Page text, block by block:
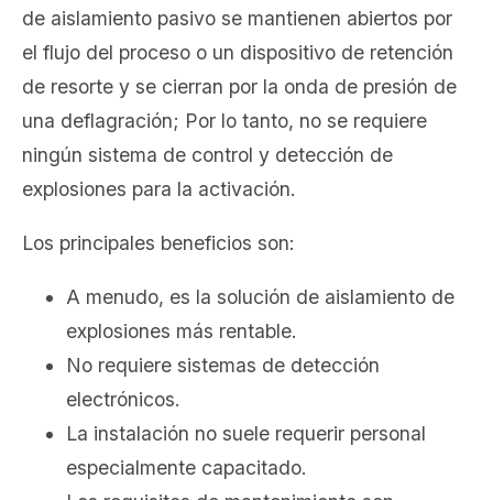
de aislamiento pasivo se mantienen abiertos por
el flujo del proceso o un dispositivo de retención
de resorte y se cierran por la onda de presión de
una deflagración; Por lo tanto, no se requiere
ningún sistema de control y detección de
explosiones para la activación.
Los principales beneficios son:
A menudo, es la solución de aislamiento de
explosiones más rentable.
No requiere sistemas de detección
electrónicos.
La instalación no suele requerir personal
especialmente capacitado.